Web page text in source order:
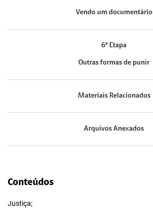
Vendo um documentário
6ª Etapa
Outras formas de punir
Materiais Relacionados
Arquivos Anexados
Conteúdos
Justiça;